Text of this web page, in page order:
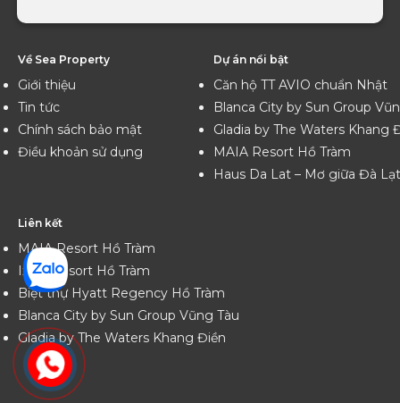
Về Sea Property
Giới thiệu
Tin tức
Chính sách bảo mật
Điều khoản sử dụng
Dự án nổi bật
Căn hộ TT AVIO chuẩn Nhật
Blanca City by Sun Group
Gladia by The Waters Khang
MAIA Resort Hồ Tràm
Haus Da Lat – Mơ giữa Đà Lạt
Liên kết
MAIA Resort Hồ Tràm
Ixora Resort Hồ Tràm
Biệt thự Hyatt Regency Hồ Tràm
Blanca City by Sun Group Vũng Tàu
Gladia by The Waters Khang Điền